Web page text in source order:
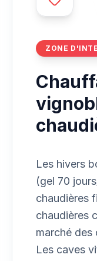
ZONE
Les hivers
(gel 70
chaudières
chaudières
marché des
Les caves